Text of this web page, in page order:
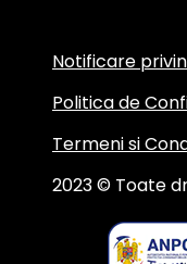
2023 © Toate
Notificare
Politica de
Termeni si